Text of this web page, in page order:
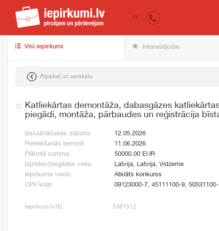
iepirkumi.lv
LV
Visi iepirkumi Interesējošie
Atpakaļ uz sarakstu
Katliekārtas demontāža, dabasgāzes
piegādi, montāža, pārbaudes un reģistrācija
Izsludināšanas datums:
12.05.2026
Pieteikšanās termiņš:
11.06.2026
Plānotā summa:
50000.00 EUR
Izpildes/piegādes vieta:
Latvija, Latvija, Vidzeme
Iepirkuma veids:
Atklāts konkurss
CPV kodi:
09123000-7, 45111100-9,
Iepirkumi.lv ID: 5381512